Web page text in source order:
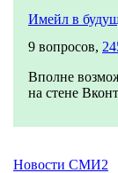
Имейл в
9 вопросов,
Вполне
на стене
Новости СМИ2